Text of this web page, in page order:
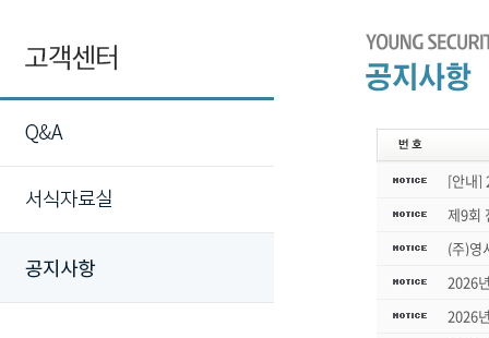
[안내]
제9회
(주)영
2026
2026